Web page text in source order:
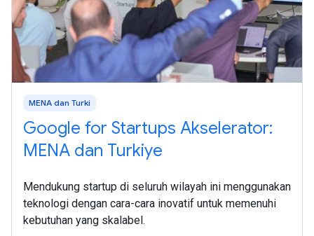
MENA dan Turki
Google for Startups Akselerator:
MENA dan Turkiye
Mendukung startup di seluruh wilayah ini menggunakan
teknologi dengan cara-cara inovatif untuk memenuhi
kebutuhan yang skalabel.